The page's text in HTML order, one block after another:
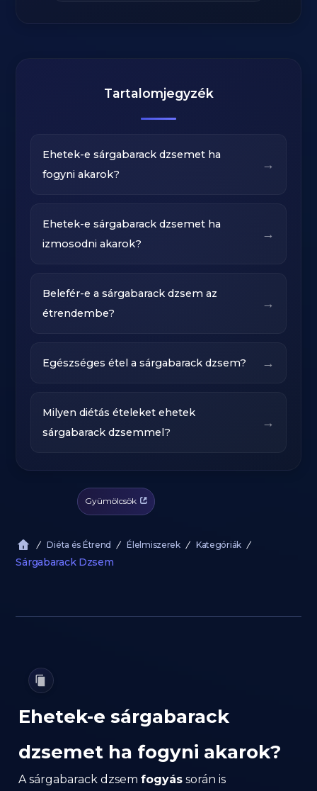
Tartalomjegyzék
Ehetek-e sárgabarack dzsemet ha
fogyni akarok?
→
Ehetek-e sárgabarack dzsemet ha
izmosodni akarok?
→
Belefér-e a sárgabarack dzsem az
étrendembe?
→
Egészséges étel a sárgabarack dzsem? →
Milyen diétás ételeket ehetek
sárgabarack dzsemmel?
→
Gyümölcsök
Diéta és Étrend Élelmiszerek Kategóriák
Sárgabarack Dzsem
Ehetek-e sárgabarack
dzsemet ha fogyni akarok?
A sárgabarack dzsem fogyás során is